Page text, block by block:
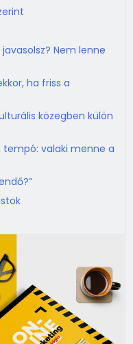
Nem lenne
ha friss a
közegben külön
tempó: valaki menne a